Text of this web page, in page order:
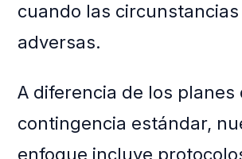
cuando las
adversas.
A diferencia de los planes
contingencia estándar,
enfoque incluye